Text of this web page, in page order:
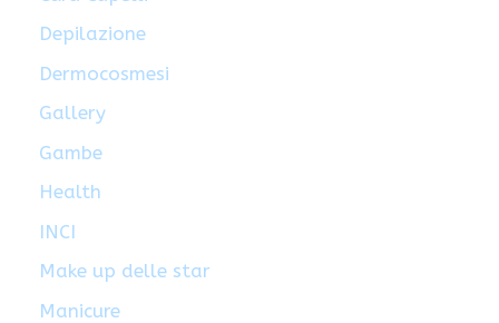
Depilazione
Dermocosmesi
Gallery
Gambe
Health
INCI
Make up delle star
Manicure